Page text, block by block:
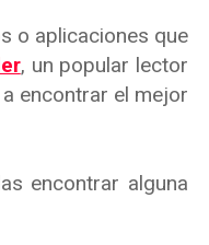
o aplicaciones que
, un popular lector
encontrar el mejor
encontrar alguna